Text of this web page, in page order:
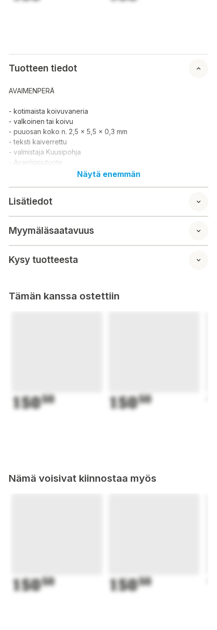
Tuotteen tiedot
AVAIMENPERÄ
- kotimaista koivuvaneria
- valkoinen tai koivu
- puuosan koko n. 2,5 x 5,5 x 0,3 mm
- teksti kaiverrettu
- valmistaja Kuusipohja
- Avainlipputuote
Näytä enemmän
Lisätiedot
Myymäläsaatavuus
Kysy tuotteesta
Tämän kanssa ostettiin
15050 15050
Nämä voisivat kiinnostaa myös
15050 15050